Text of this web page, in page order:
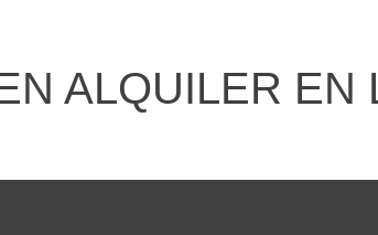
ALQUILER EN